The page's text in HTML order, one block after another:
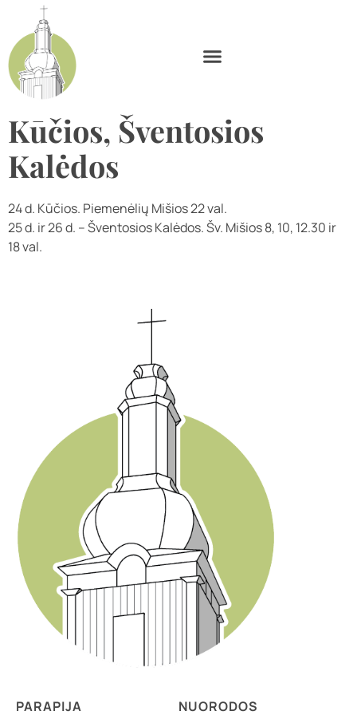
Kūčios, Šventosios
Kalėdos
24 d. Kūčios. Piemenėlių Mišios 22 val.
25 d. ir 26 d. – Šventosios Kalėdos. Šv. Mišios 8, 10, 12.30 ir
18 val.
PARAPIJA NUORODOS